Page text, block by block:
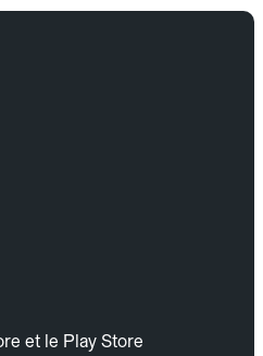
et le Play Store